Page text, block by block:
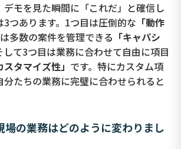
デモを見た瞬間に「これだ」と確信し
3つあります。1つ目は圧倒的な 「動作
多数の案件を管理できる 「キャパシ
して3つ目は業務に合わせて自由に項目
スタマイズ性」 です。特にカスタム項
分たちの業務に完璧に合わせられると
の業務はどのように変わりまし